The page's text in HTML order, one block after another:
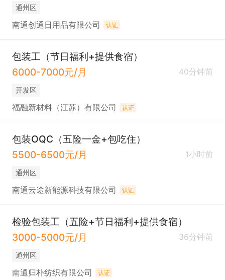
通州区
南通创通日用品有限公司 认证
包装工（节日福利+提供食宿）
6000-7000元/月
40分钟前
开发区
福融新材料（江苏）有限公司 认证
包装OQC（五险一金+包吃住）
5500-6500元/月
1小时前
通州区
南通云途新能源科技有限公司 认证
检验包装工（五险+节日福利+提供食宿）
3000-5000元/月
36分钟前
通州区
南通归朴纺织有限公司 认证